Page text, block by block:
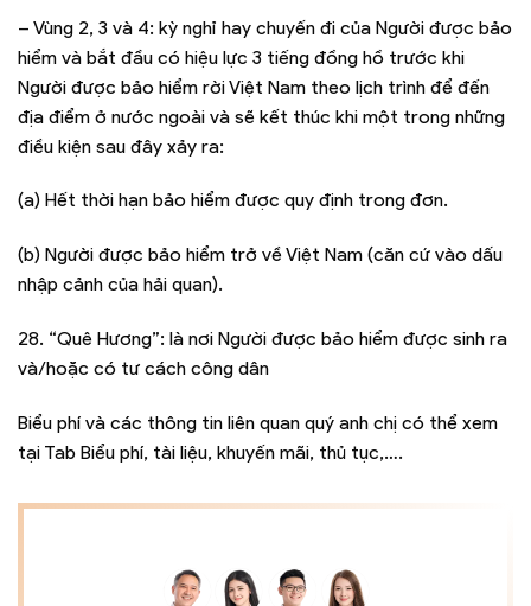
– Vùng 2, 3 và 4: kỳ nghỉ hay chuyến đi của Người được bảo
hiểm và bắt đầu có hiệu lực 3 tiếng đồng hồ trước khi
Người được bảo hiểm rời Việt Nam theo lịch trình để đến
địa điểm ở nước ngoài và sẽ kết thúc khi một trong những
điều kiện sau đây xảy ra:
(a) Hết thời hạn bảo hiểm được quy định trong đơn.
(b) Người được bảo hiểm trở về Việt Nam (căn cứ vào dấu
nhập cảnh của hải quan).
28. “Quê Hương”: là nơi Người được bảo hiểm được sinh ra
và/hoặc có tư cách công dân
Biểu phí và các thông tin liên quan quý anh chị có thể xem
tại Tab Biểu phí, tài liệu, khuyến mãi, thủ tục,….